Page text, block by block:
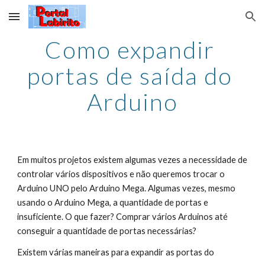
Skip to main content Skip to navigation
Como expandir
portas de saída do
Arduino
Em muitos projetos existem algumas vezes a necessidade de
controlar vários dispositivos e não queremos trocar o
Arduino UNO pelo Arduino Mega. Algumas vezes, mesmo
usando o Arduino Mega, a quantidade de portas e
insuficiente. O que fazer? Comprar vários Arduinos até
conseguir a quantidade de portas necessárias?
Existem várias maneiras para expandir as portas do